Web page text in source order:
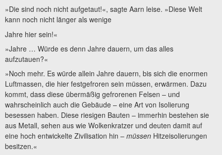
»Die sind noch nicht aufgetaut!«, sagte Aarn leise. »Diese Welt
kann noch nicht länger als wenige
Jahre hier sein!«
»Jahre … Würde es denn Jahre dauern, um das alles
aufzutauen?«
»Noch mehr. Es würde allein Jahre dauern, bis sich die enormen
Luftmassen, die hier festgefroren sein müssen, erwärmen. Dazu
kommt, dass diese übermäßig gefrorenen Felsen – und
wahrscheinlich auch die Gebäude – eine Art von Isolierung
besessen haben. Diese riesigen Bauten – immerhin bestehen sie
aus Metall, sehen aus wie Wolkenkratzer und deuten damit auf
eine hoch entwickelte Zivilisation hin – müssen Hitzeisolierungen
besitzen.«